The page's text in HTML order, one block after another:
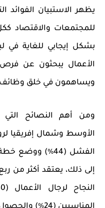
يظهر الاستبيان الفوائد
للمجتمعات والاقتصاد
بشكل إيجابي للغاية في
ويساهمون في خلق وظائف
ومن أهم النصائح
الأوسط وشمال إفريقيا
الفشل (4 4
إلى ذلك، يعتقد أكثر من